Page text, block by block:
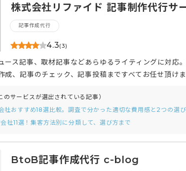
株式会社リファイド 記事制作代行サ
記事作成代行
4.3(3)
ース記事、取材記事などあらゆるライティングに対応
成、記事のチェック、記事投稿まですべてお任せ頂
サービスが選出されている記事）
社おすすめ18選比較。調査で分かった適切な費用感と2つの選
社11選！集客方法別に分類して、選び方まで
BtoB記事作成代行 c-blog